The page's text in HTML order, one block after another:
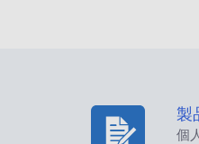
製
個